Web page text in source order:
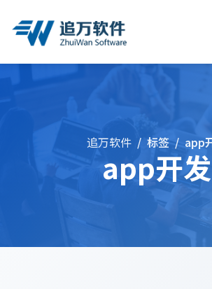
追万软件 标签 app
app开发